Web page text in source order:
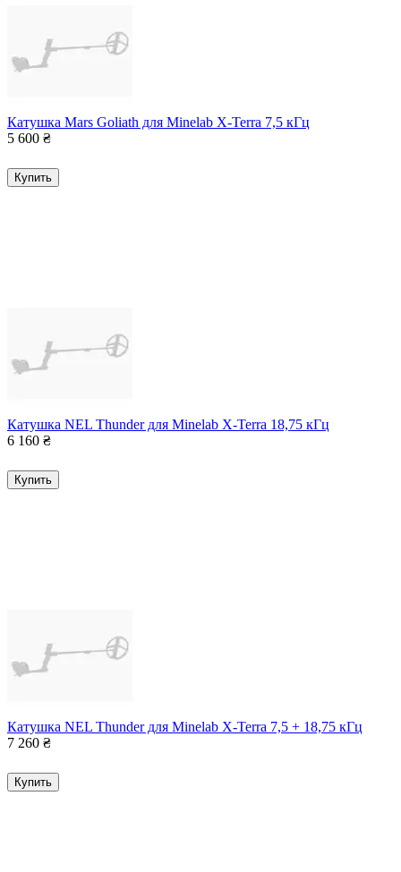
Катушка Mars Goliath для Minelab X-Terra 7,5 кГц
5 600 ₴
Купить
Катушка NEL Thunder для Minelab X-Terra 18,75 кГц
6 160 ₴
Купить
Катушка NEL Thunder для Minelab X-Terra 7,5 + 18,75 кГц
7 260 ₴
Купить